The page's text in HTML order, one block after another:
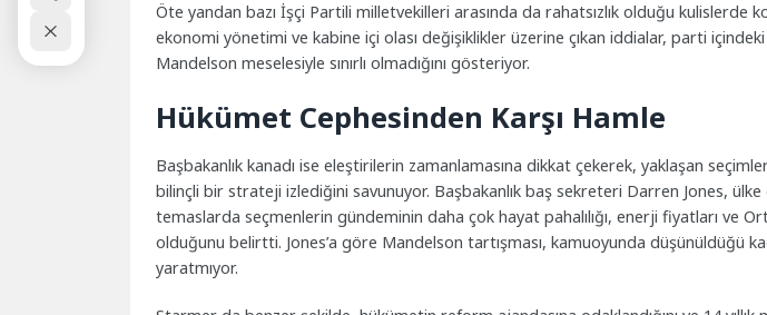
Öte yandan bazı İşçi Partili milletvekilleri arasında da rahatsızlık olduğu kulislerde
ekonomi yönetimi ve kabine içi olası değişiklikler üzerine çıkan iddialar, parti içindeki
Mandelson meselesiyle sınırlı olmadığını gösteriyor.
Hükümet Cephesinden Karşı Hamle
Başbakanlık kanadı ise eleştirilerin zamanlamasına dikkat çekerek, yaklaşan
bilinçli bir strateji izlediğini savunuyor. Başbakanlık baş sekreteri Darren Jones, ülke
temaslarda seçmenlerin gündeminin daha çok hayat pahalılığı, enerji fiyatları ve
olduğunu belirtti. Jones’a göre Mandelson tartışması, kamuoyunda düşünüldüğü
yaratmıyor.